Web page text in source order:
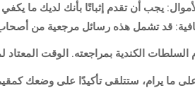
الماضية. إثبات الأموال: يجب أن تقدم إثباتًا
هذه رسائل مرجعية من أصحاب العمل، جواز